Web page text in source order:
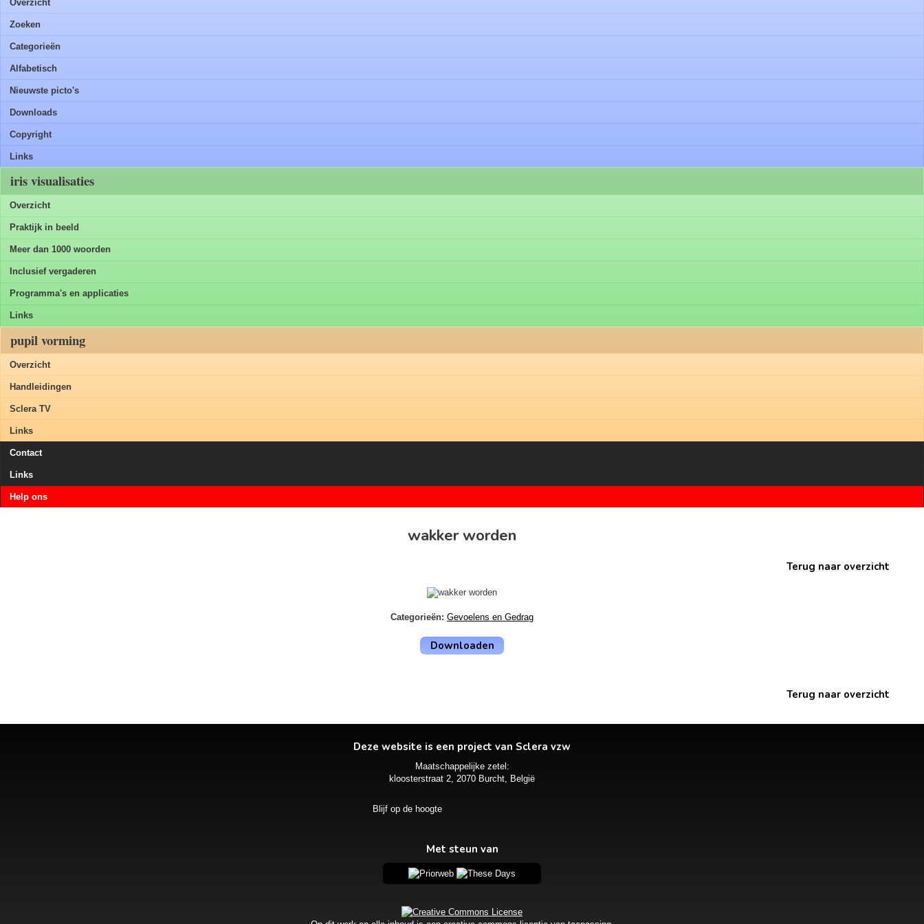
Overzicht
Zoeken
Categorieën
Alfabetisch
Nieuwste picto's
Downloads
Copyright
Links
iris visualisaties
Overzicht
Praktijk in beeld
Meer dan 1000 woorden
Inclusief vergaderen
Programma's en applicaties
Links
pupil vorming
Overzicht
Handleidingen
Sclera TV
Links
Contact
Links
Help ons
wakker worden
Terug naar overzicht
Categorieën: Gevoelens en Gedrag
Downloaden
Terug naar overzicht
Deze website is een project van Sclera vzw
Maatschappelijke zetel:
kloosterstraat 2, 2070 Burcht, België
Blijf op de hoogte
Met steun van